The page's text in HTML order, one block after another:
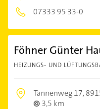
07333 95 33-0
Föhner Günter
HEIZUNGS- UND
Tannenweg 17,
3,5 km